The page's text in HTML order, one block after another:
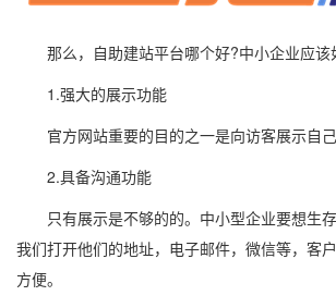
那么，自助建站平台哪个好?中小企业应该
1.强大的展示功能
官方网站重要的目的之一是向访客展示自己
2.具备沟通功能
只有展示是不够的的。中小型企业要想生存
我们打开他们的地址，电子邮件，微信等，客
方便。